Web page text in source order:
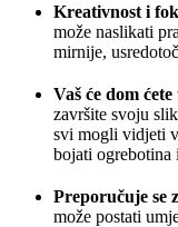
Kreativnost i
može naslikati
mirnije,
Vaš će dom
završite svoju
svi mogli vidjeti
bojati ogrebotina
Preporučuje se
može postati